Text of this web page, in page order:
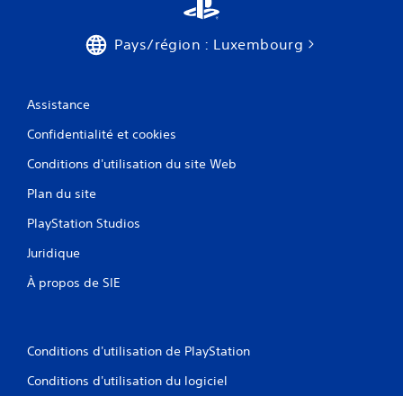
Pays/région : Luxembourg
Assistance
Confidentialité et cookies
Conditions d'utilisation du site Web
Plan du site
PlayStation Studios
Juridique
À propos de SIE
Conditions d'utilisation de PlayStation
Conditions d'utilisation du logiciel